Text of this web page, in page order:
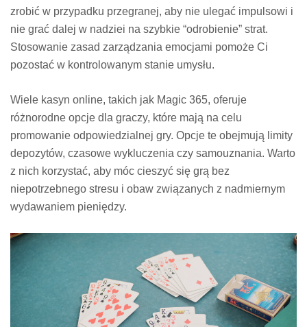
zrobić w przypadku przegranej, aby nie ulegać impulsowi i
nie grać dalej w nadziei na szybkie “odrobienie” strat.
Stosowanie zasad zarządzania emocjami pomoże Ci
pozostać w kontrolowanym stanie umysłu.
Wiele kasyn online, takich jak Magic 365, oferuje
różnorodne opcje dla graczy, które mają na celu
promowanie odpowiedzialnej gry. Opcje te obejmują limity
depozytów, czasowe wykluczenia czy samouznania. Warto
z nich korzystać, aby móc cieszyć się grą bez
niepotrzebnego stresu i obaw związanych z nadmiernym
wydawaniem pieniędzy.